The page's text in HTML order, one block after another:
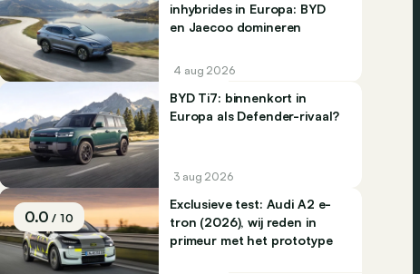
inhybrides in Europa: BYD
en Jaecoo domineren
4 aug 2026
BYD Ti7: binnenkort in
Europa als Defender-rivaal?
3 aug 2026
0.0/ 10
Exclusieve test: Audi A2 e-
tron (2026), wij reden in
primeur met het prototype